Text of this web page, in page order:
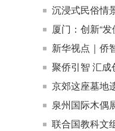
沉浸式民俗情
厦门：创新“
新华视点｜侨
聚侨引智 汇成
京郊这座墓地
泉州国际木偶
联合国教科文